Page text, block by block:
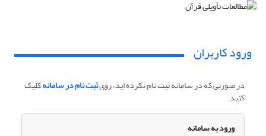
ورود کاربران
در صورتی که در سامانه ثبت نام نکرده اید، رویثبت نام در سامانهکلیک
کنید.
ورود به سامانه